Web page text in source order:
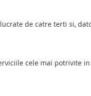
de catre terti si,
cele mai potrivite